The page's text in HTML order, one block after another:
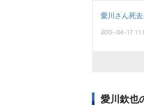
愛川さん死
2015-04-17
愛川欽也